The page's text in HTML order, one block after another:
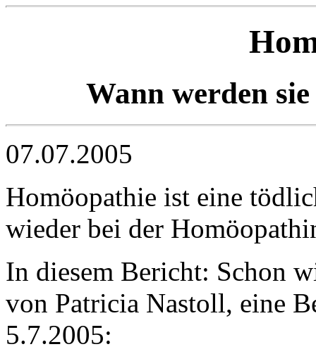
Wann werden
07.07.2005
Homöopathie ist eine
wieder bei der
In diesem Bericht: Schon
von Patricia Nastoll, eine
5.7.2005: